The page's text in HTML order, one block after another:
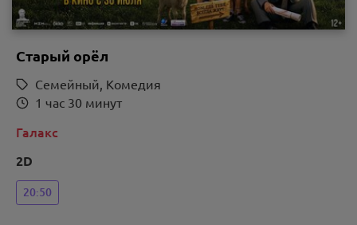
Старый орёл
Семейный, Комедия
1 час 30 минут
Галакс
2D
20:50